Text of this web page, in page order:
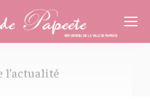
l’actualité